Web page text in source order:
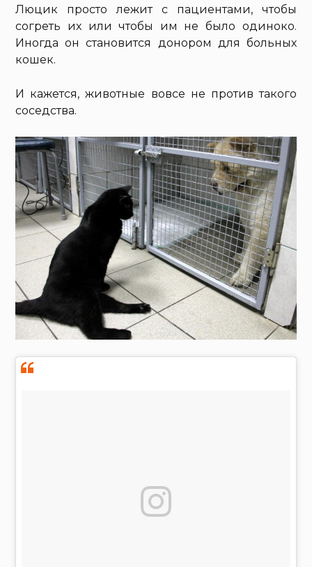
Люцик просто лежит с пациентами, чтобы
согреть их или чтобы им не было одиноко.
Иногда он становится донором для больных
кошек.
И кажется, животные вовсе не против такого
соседства.